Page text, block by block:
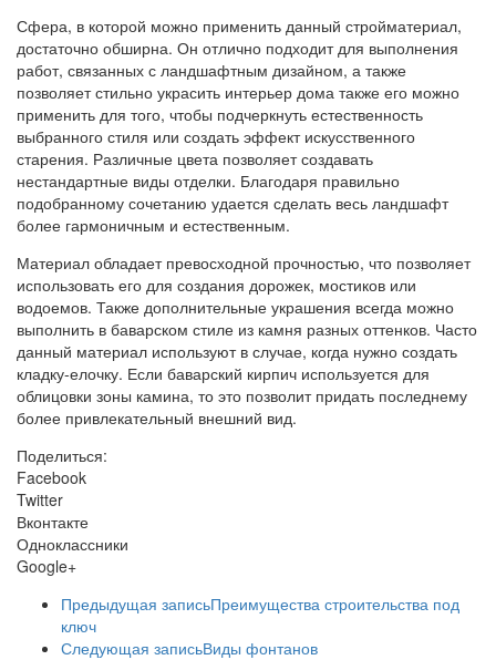
Сфера, в которой можно применить данный стройматериал,
достаточно обширна. Он отлично подходит для выполнения
работ, связанных с ландшафтным дизайном, а также
позволяет стильно украсить интерьер дома также его можно
применить для того, чтобы подчеркнуть естественность
выбранного стиля или создать эффект искусственного
старения. Различные цвета позволяет создавать
нестандартные виды отделки. Благодаря правильно
подобранному сочетанию удается сделать весь ландшафт
более гармоничным и естественным.
Материал обладает превосходной прочностью, что позволяет
использовать его для создания дорожек, мостиков или
водоемов. Также дополнительные украшения всегда можно
выполнить в баварском стиле из камня разных оттенков. Часто
данный материал используют в случае, когда нужно создать
кладку-елочку. Если баварский кирпич используется для
облицовки зоны камина, то это позволит придать последнему
более привлекательный внешний вид.
Поделиться:
Facebook
Twitter
Вконтакте
Одноклассники
Google+
Предыдущая записьПреимущества строительства под
ключ
Следующая записьВиды фонтанов